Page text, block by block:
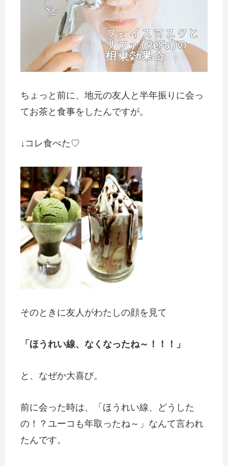
ちょっと前に、地元の友人と半年振りに会っ
てお茶と食事をしたんですが。
↓コレ食べた♡
そのときに友人がわたしの顔を見て
「ほうれい線、なくなったね～！！！」
と、なぜか大喜び。
前に会った時は、「ほうれい線、どうした
の！？ユーコも年取ったね～」なんて言われ
たんです。